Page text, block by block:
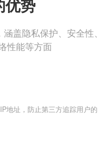
优势
盖隐私保护、安全性、
性能等方面
地址，防止第三方追踪用户的